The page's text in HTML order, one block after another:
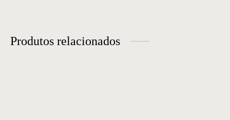
Produtos relacionados